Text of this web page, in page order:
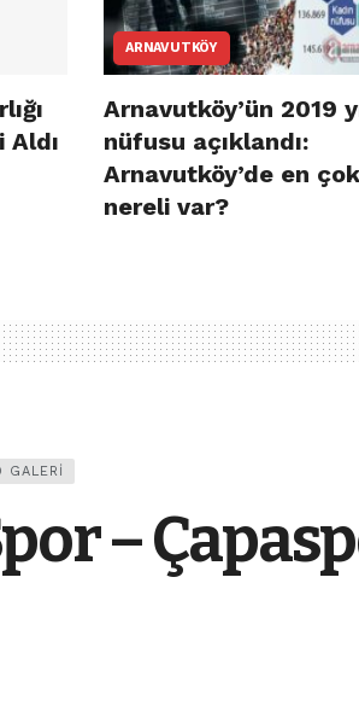
Aldı
ARNAVUTKÖY
Arnavutköy’ün 2019
nüfusu açıklandı:
Arnavutköy’de en çok
nereli var?
GALERI
–